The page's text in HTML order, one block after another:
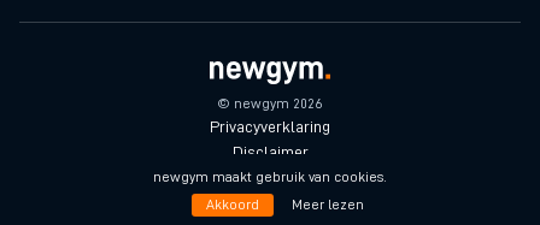
© newgym 2026
Privacyverklaring
Disclaimer
Algemene voorwaarden
newgym maakt gebruik van cookies.
Akkoord
Meer lezen